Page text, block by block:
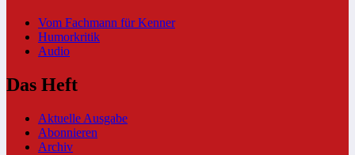
Vom Fachmann für Kenner
Humorkritik
Audio
Das Heft
Aktuelle Ausgabe
Abonnieren
Archiv